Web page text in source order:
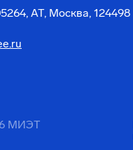
АТ, Москва, 124498
МИЭТ